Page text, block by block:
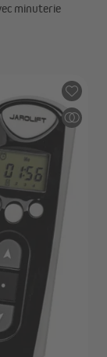
minuterie